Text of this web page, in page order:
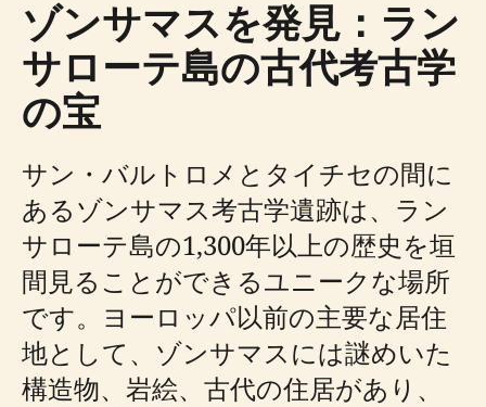
ゾンサマスを発見：ラン
サローテ島の古代考古学
の宝
サン・バルトロメとタイチセの間に
あるゾンサマス考古学遺跡は、ラン
サローテ島の1,300年以上の歴史を垣
間見ることができるユニークな場所
です。ヨーロッパ以前の主要な居住
地として、ゾンサマスには謎めいた
構造物、岩絵、古代の住居があり、